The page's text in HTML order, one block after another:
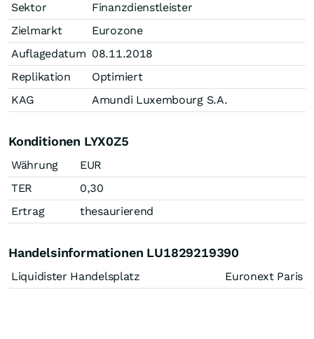
Sektor
Finanzdienstleister
Zielmarkt
Eurozone
Auflagedatum 08.11.2018
Replikation
Optimiert
KAG
Amundi Luxembourg S.A.
Konditionen LYX0Z5
Währung
EUR
TER
0,30
Ertrag
thesaurierend
Handelsinformationen LU1829219390
Liquidister Handelsplatz Euronext Paris